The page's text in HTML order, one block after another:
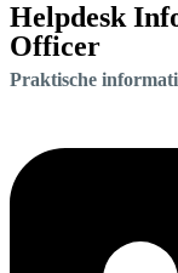
Helpdesk
Officer
Praktische